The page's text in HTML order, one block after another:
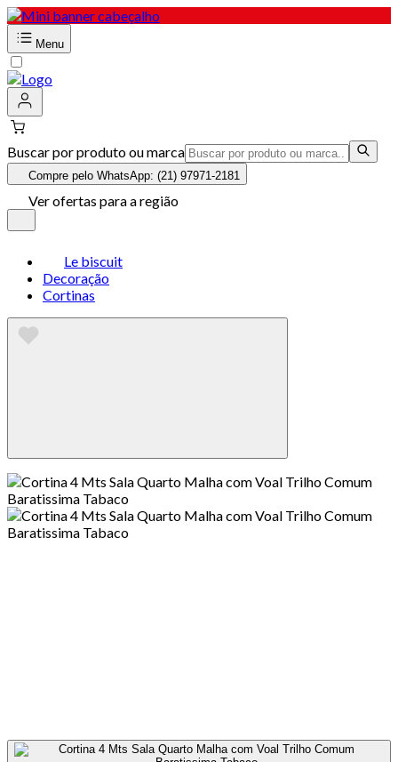
Menu
Buscar por produto ou marca
Compre pelo WhatsApp: (21) 97971-2181
Ver ofertas para a região
Le biscuit
Decoração
Cortinas